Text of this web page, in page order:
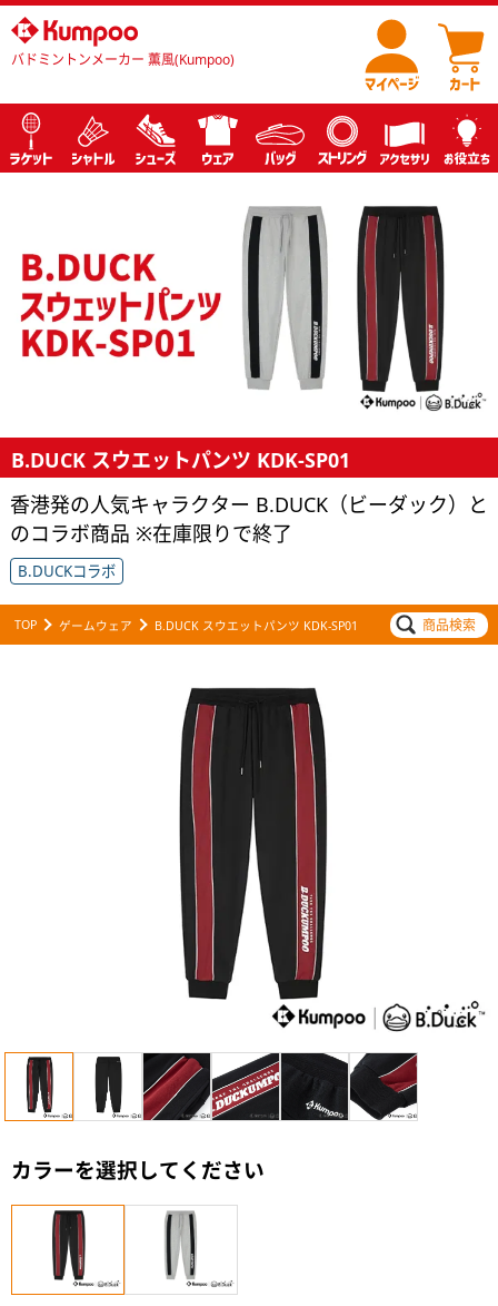
バドミントンメーカー 薫風(Kumpoo)
B.DUCK スウエットパンツ KDK-SP01
香港発の人気キャラクター B.DUCK（ビーダック）と
のコラボ商品 ※在庫限りで終了
B.DUCKコラボ
TOP ゲームウェア B.DUCK スウエットパンツ KDK-SP01 商品検索
カラーを選択してください